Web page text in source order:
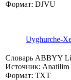
Формат: DJVU
Uyghurche-
Словарь ABBYY
Источник: Anatilim
Формат: TXT